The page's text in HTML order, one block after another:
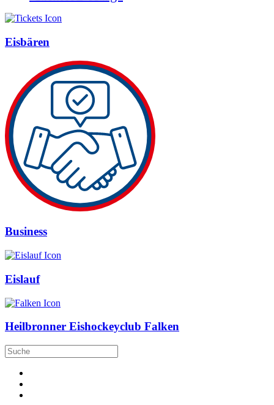
Eisbären
Business
Eislauf
Heilbronner Eishockeyclub Falken